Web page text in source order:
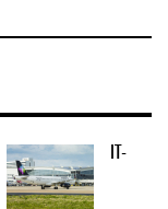
IT-